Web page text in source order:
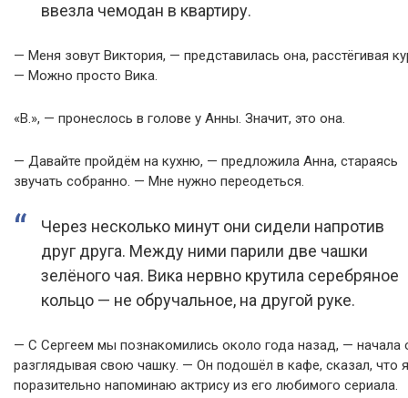
ввезла чемодан в квартиру.
— Меня зовут Виктория, — представилась она, расстёгивая
— Можно просто Вика.
«В.», — пронеслось в голове у Анны. Значит, это она.
— Давайте пройдём на кухню, — предложила Анна, стараясь
звучать собранно. — Мне нужно переодеться.
Через несколько минут они сидели напротив
друг друга. Между ними парили две чашки
зелёного чая. Вика нервно крутила серебряное
кольцо — не обручальное, на другой руке.
— С Сергеем мы познакомились около года назад, — начала
разглядывая свою чашку. — Он подошёл в кафе, сказал, что я
поразительно напоминаю актрису из его любимого сериала.